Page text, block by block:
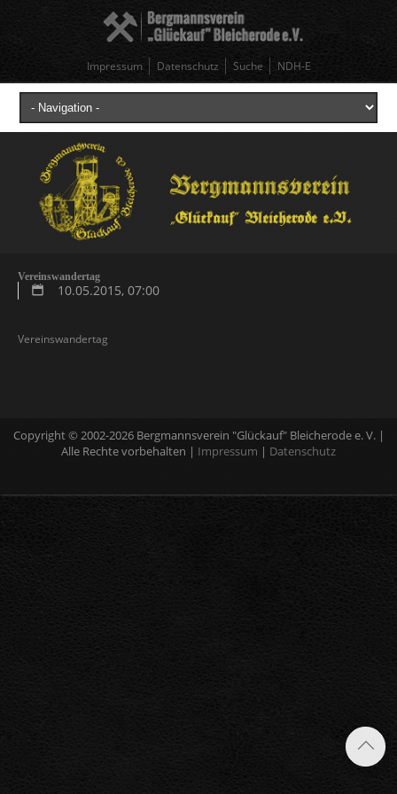
Impressum Datenschutz Suche NDH-E
Vereinswandertag
10.05.2015, 07:00
Vereinswandertag
Copyright © 2002-2026 Bergmannsverein "Glückauf" Bleicherode e. V. |
Alle Rechte vorbehalten | Impressum | Datenschutz